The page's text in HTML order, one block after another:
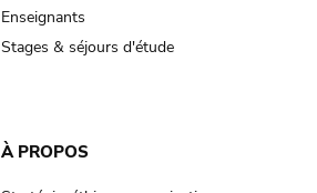
Enseignants
Stages & séjours d'étude
À PROPOS